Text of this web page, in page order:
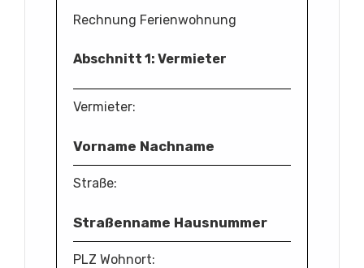
Rechnung Ferienwohnung
Abschnitt 1: Vermieter
Vermieter:
Vorname Nachname
Straße:
Straßenname Hausnummer
PLZ Wohnort: